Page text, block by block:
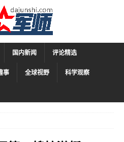
国内新闻 评论精选
事 全球视野 科学观察